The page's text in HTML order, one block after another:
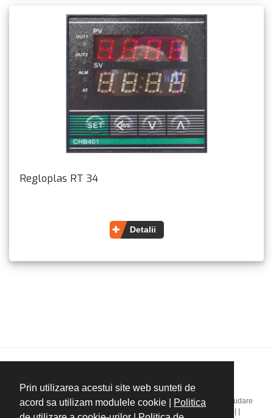
Prin utilizarea acestui site web sunteti de
acord sa utilizam modulele cookie |
Politica
Regloplas RT 34
Detalii
Home| Companie|Mașini de injecție mase plastice|Masini extrudare
mase plastice
Injecție cauciuc |Servicii Noutăți